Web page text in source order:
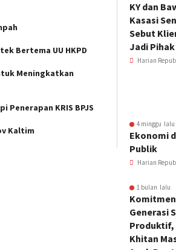
Bertema UU HKPD
Meningkatkan
Penerapan KRIS BPJS
Kaltim
KY dan
Kasasi
Sebut
Jadi
Harian
4 minggu lalu
Ekonomi
Publik
Harian
1 bulan lalu
Generasi
Produktif,
Khitan